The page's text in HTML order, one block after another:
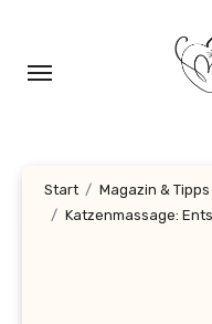
springen
Start
Magazin & Tipps
Katzenmassage: